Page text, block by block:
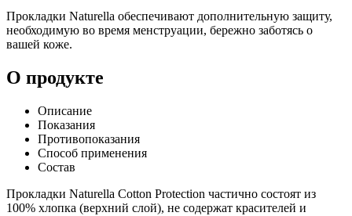
Прокладки Naturella обеспечивают дополнительную защиту,
необходимую во время менструации, бережно заботясь о
вашей коже.
О продукте
Описание
Показания
Противопоказания
Способ применения
Состав
Прокладки Naturella Cotton Protection частично состоят из
100% хлопка (верхний слой), не содержат красителей и